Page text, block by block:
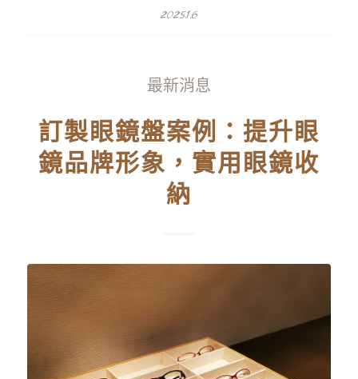
2025.1.6
最新消息
訂製眼鏡盤案例：提升眼
鏡品牌形象，實用眼鏡收
納